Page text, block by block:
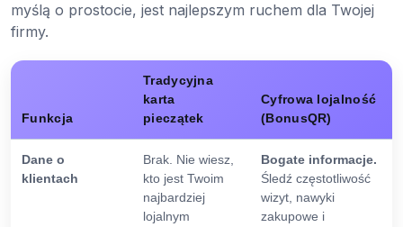
myślą o prostocie, jest najlepszym ruchem dla Twojej
firmy.
Funkcja
Tradycyjna
karta
pieczątek
Cyfrowa lojalność
(BonusQR)
Dane o
klientach
Brak. Nie wiesz,
kto jest Twoim
najbardziej
lojalnym
Bogate informacje.
Śledź częstotliwość
wizyt, nawyki
zakupowe i